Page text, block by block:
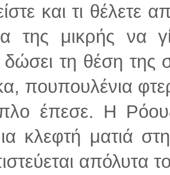
και τι θέλετε
της μικρής να
τη θέση της
πουπουλένια
έπεσε. Η
κλεφτή ματιά
απόλυτα